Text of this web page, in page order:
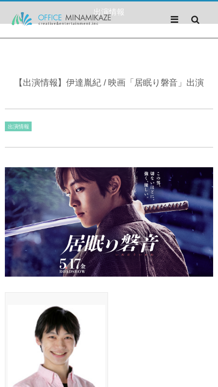
出演情報
【出演情報】伊達胤紀 / 映画「居眠り磐音」出演
出演情報